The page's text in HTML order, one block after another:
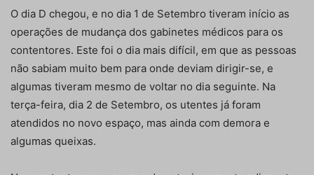
O dia D chegou, e no dia 1 de Setembro tiveram início as
operações de mudança dos gabinetes médicos para os
contentores. Este foi o dia mais difícil, em que as pessoas
não sabiam muito bem para onde deviam dirigir-se, e
algumas tiveram mesmo de voltar no dia seguinte. Na
terça-feira, dia 2 de Setembro, os utentes já foram
atendidos no novo espaço, mas ainda com demora e
algumas queixas.